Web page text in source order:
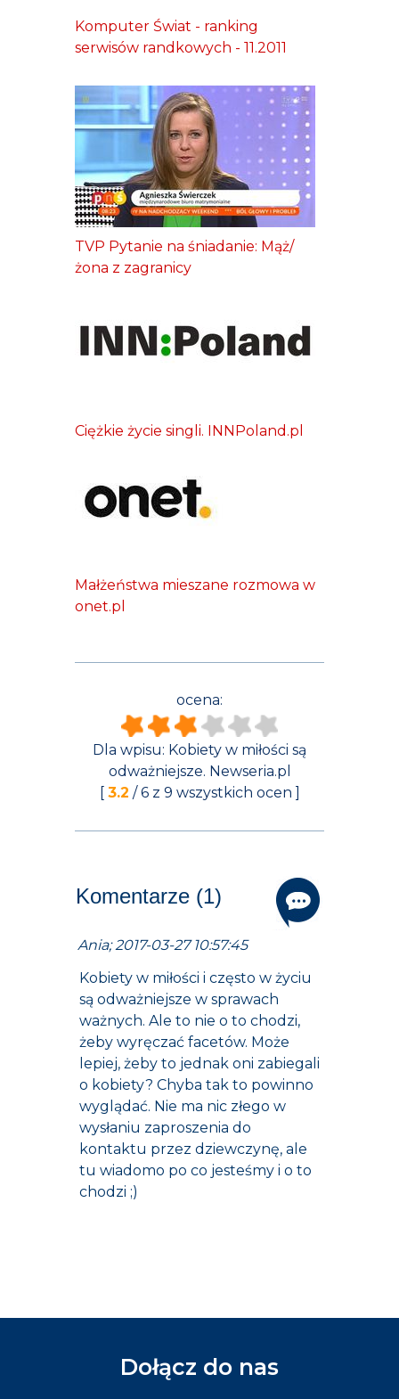
Komputer Świat - ranking
serwisów randkowych - 11.2011
TVP Pytanie na śniadanie: Mąż/
żona z zagranicy
Ciężkie życie singli. INNPoland.pl
Małżeństwa mieszane rozmowa w
onet.pl
ocena:
Dla wpisu: Kobiety w miłości są
odważniejsze. Newseria.pl
[ 3.2 /6z 9 wszystkich ocen ]
Komentarze (1)
Ania; 2017-03-27 10:57:45
Kobiety w miłości i często w życiu
są odważniejsze w sprawach
ważnych. Ale to nie o to chodzi,
żeby wyręczać facetów. Może
lepiej, żeby to jednak oni zabiegali
o kobiety? Chyba tak to powinno
wyglądać. Nie ma nic złego w
wysłaniu zaproszenia do
kontaktu przez dziewczynę, ale
tu wiadomo po co jesteśmy i o to
chodzi ;)
Dołącz do nas